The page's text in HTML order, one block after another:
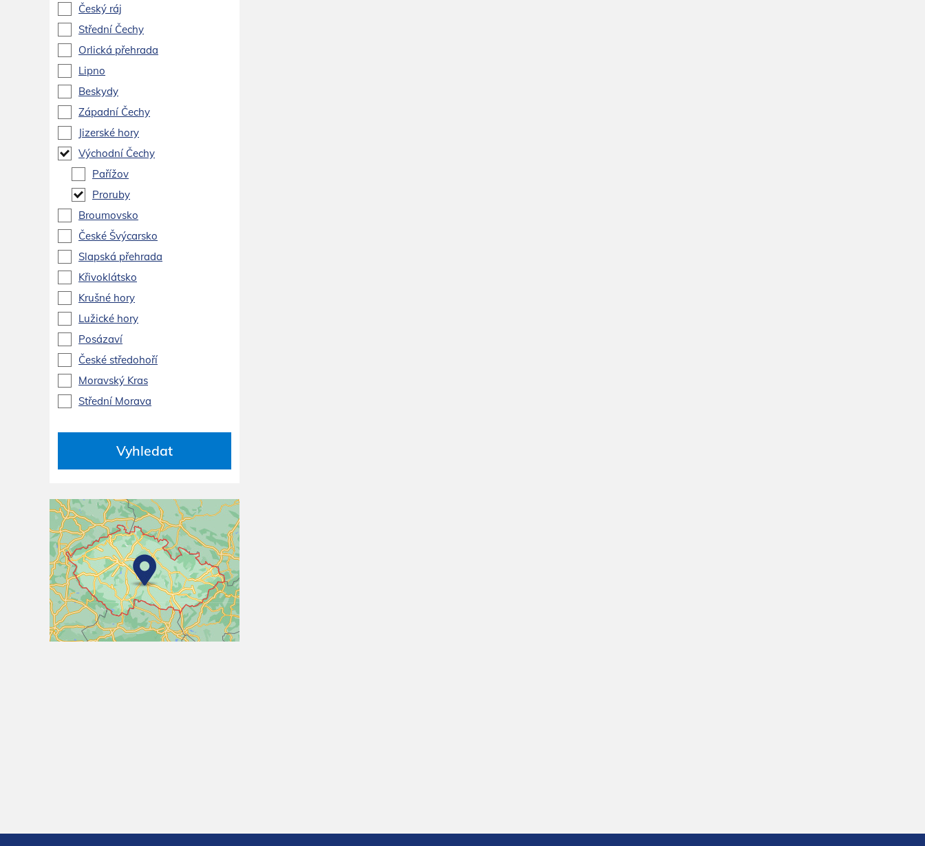
Český ráj
Střední Čechy
Orlická přehrada
Lipno
Beskydy
Západní Čechy
Jizerské hory
Východní Čechy
Pařížov
Proruby
Broumovsko
České Švýcarsko
Slapská přehrada
Křivoklátsko
Krušné hory
Lužické hory
Posázaví
České středohoří
Moravský Kras
Střední Morava
Vyhledat